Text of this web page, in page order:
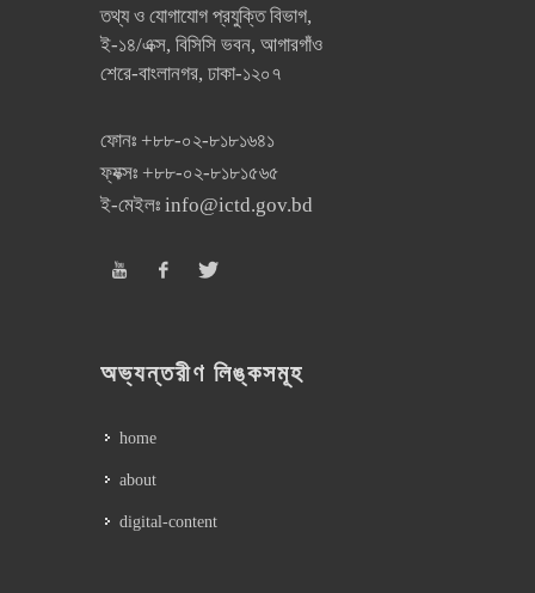
তথ্য ও যোগাযোগ প্রযুক্তি বিভাগ,
ই-১৪/এক্স, বিসিসি ভবন, আগারগাঁও
শেরে-বাংলানগর, ঢাকা-১২০৭
ফোনঃ +৮৮-০২-৮১৮১৬৪১
ফ্যক্সঃ +৮৮-০২-৮১৮১৫৬৫
ই-মেইলঃ info@ictd.gov.bd
অভ্যন্তরীণ লিঙ্কসমূহ
home
about
digital-content